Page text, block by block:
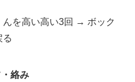
んを高い高い3回 → ボック
る
絡み